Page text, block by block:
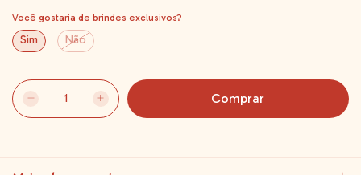
Você gostaria de brindes exclusivos?
Sim Não